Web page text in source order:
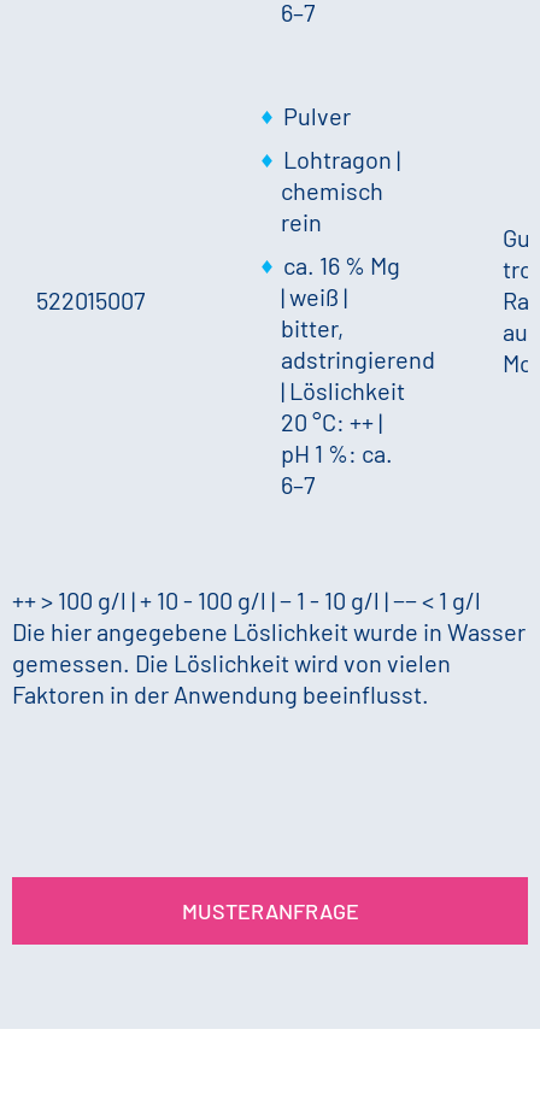
6–7
522015007
Pulver
Lohtragon |
chemisch
rein
ca. 16 % Mg
|weiß |
bitter,
adstringierend
| Löslichkeit
20 °C: ++ |
pH 1 %: ca.
6–7
++ > 100 g/l | + 10 - 100 g/l | − 1 - 10 g/l | −− < 1 g/l
Die hier angegebene Löslichkeit wurde in Wasser
gemessen. Die Löslichkeit wird von vielen
Faktoren in der Anwendung beeinflusst.
MUSTERANFRAGE